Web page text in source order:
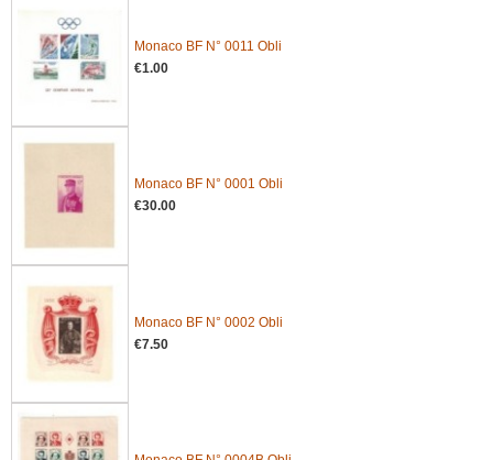
Monaco BF N° 0011 Obli
€1.00
Monaco BF N° 0001 Obli
€30.00
Monaco BF N° 0002 Obli
€7.50